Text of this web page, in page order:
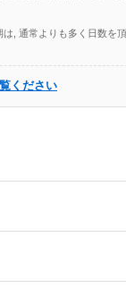
, 通常よりも多く日数を
ください